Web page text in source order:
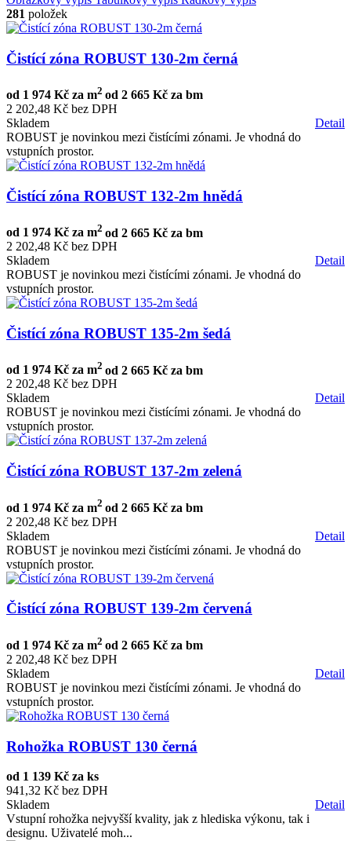
281 položek
Čistící zóna ROBUST 130-2m černá
od 1 974 Kč za m2 od 2 665 Kč za bm
2 202,48 Kč bez DPH
Detail
Skladem
ROBUST je novinkou mezi čistícími zónami. Je vhodná do
vstupních prostor.
Čistící zóna ROBUST 132-2m hnědá
od 1 974 Kč za m2 od 2 665 Kč za bm
2 202,48 Kč bez DPH
Detail
Skladem
ROBUST je novinkou mezi čistícími zónami. Je vhodná do
vstupních prostor.
Čistící zóna ROBUST 135-2m šedá
od 1 974 Kč za m2 od 2 665 Kč za bm
2 202,48 Kč bez DPH
Detail
Skladem
ROBUST je novinkou mezi čistícími zónami. Je vhodná do
vstupních prostor.
Čistící zóna ROBUST 137-2m zelená
od 1 974 Kč za m2 od 2 665 Kč za bm
2 202,48 Kč bez DPH
Detail
Skladem
ROBUST je novinkou mezi čistícími zónami. Je vhodná do
vstupních prostor.
Čistící zóna ROBUST 139-2m červená
od 1 974 Kč za m2 od 2 665 Kč za bm
2 202,48 Kč bez DPH
Detail
Skladem
ROBUST je novinkou mezi čistícími zónami. Je vhodná do
vstupních prostor.
Rohožka ROBUST 130 černá
od 1 139 Kč za ks
941,32 Kč bez DPH
Detail
Skladem
Vstupní rohožka nejvyšší kvality, jak z hlediska výkonu, tak i
designu. Uživatelé moh...